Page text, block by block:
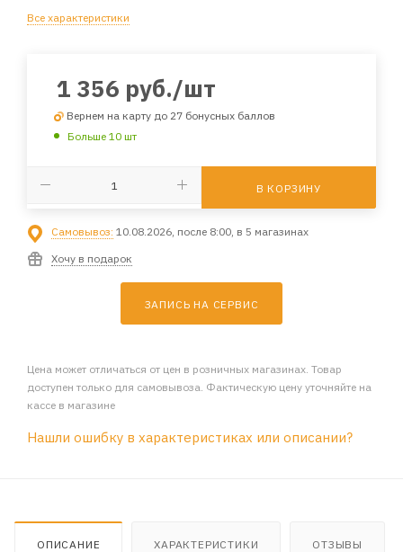
Все характеристики
1 356 руб./шт
Вернем на карту до 27 бонусных баллов
Больше 10 шт
В КОРЗИНУ
Самовывоз: 10.08.2026, после 8:00, в 5 магазинах
Хочу в подарок
ЗАПИСЬ НА СЕРВИС
Цена может отличаться от цен в розничных магазинах. Товар
доступен только для самовывоза. Фактическую цену уточняйте на
кассе в магазине
Нашли ошибку в характеристиках или описании?
ОПИСАНИЕ ХАРАКТЕРИСТИКИ ОТЗЫВЫ